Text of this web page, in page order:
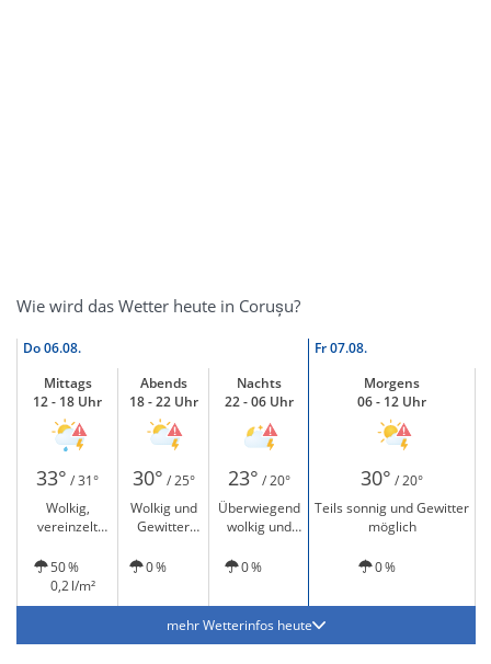
Wie wird das Wetter heute in Corușu?
Do06.08. Fr07.08.
Mittags
12 - 18 Uhr
Abends
18 - 22 Uhr
Nachts
22 - 06 Uhr
Morgens
06 - 12 Uhr
33° / 31° 30° / 25° 23° / 20° 30° / 20°
Wolkig,
vereinzelt
und Gewitter
möglich
Wolkig und
Gewitter
Überwiegend
wolkig und
möglich
Teils sonnig und Gewitter
möglich
50 %
0,2 l/m²
0 % 0 % 0 %
mehr Wetterinfos heute